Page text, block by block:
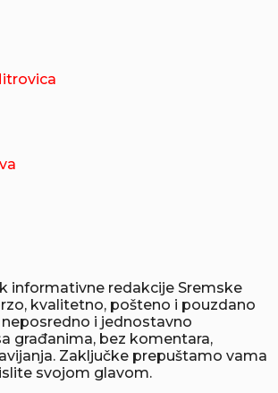
informativne redakcije Sremske
kvalitetno, pošteno i pouzdano
i jednostavno
građanima, bez komentara,
Zaključke prepuštamo vama
svojom glavom.